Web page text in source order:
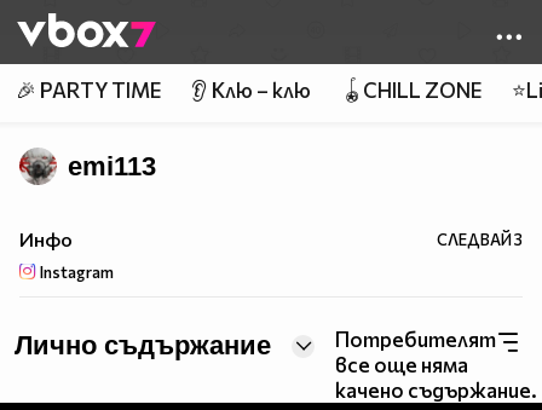
👾
🎉 PARTY TIME 👂 Клю – клю 🪀CHILL ZONE
emi113
Инфо СЛЕДВАЙ3
Instagram
Лично съдържание
Потребителят
все още няма
качено съдържание.